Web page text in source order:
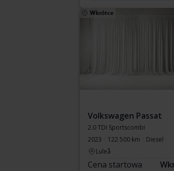
Wkrótce
Volkswagen Passat
2.0 TDI Sportscombi
2023
122 500 km
Diesel
Luleå
Cena startowa